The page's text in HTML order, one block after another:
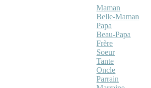
Maman
Belle-Maman
Papa
Beau-Papa
Frère
Soeur
Tante
Oncle
Parrain